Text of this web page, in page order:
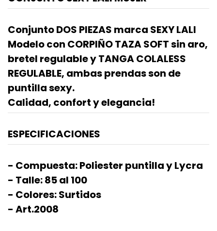
Conjunto DOS PIEZAS marca SEXY LALI
Modelo con CORPIÑO TAZA SOFT sin aro,
bretel regulable y TANGA COLALESS
REGULABLE, ambas prendas son de
puntilla sexy.
Calidad, confort y elegancia!
ESPECIFICACIONES
- Compuesta: Poliester puntilla y Lycra
- Talle: 85 al 100
- Colores: Surtidos
- Art.2008